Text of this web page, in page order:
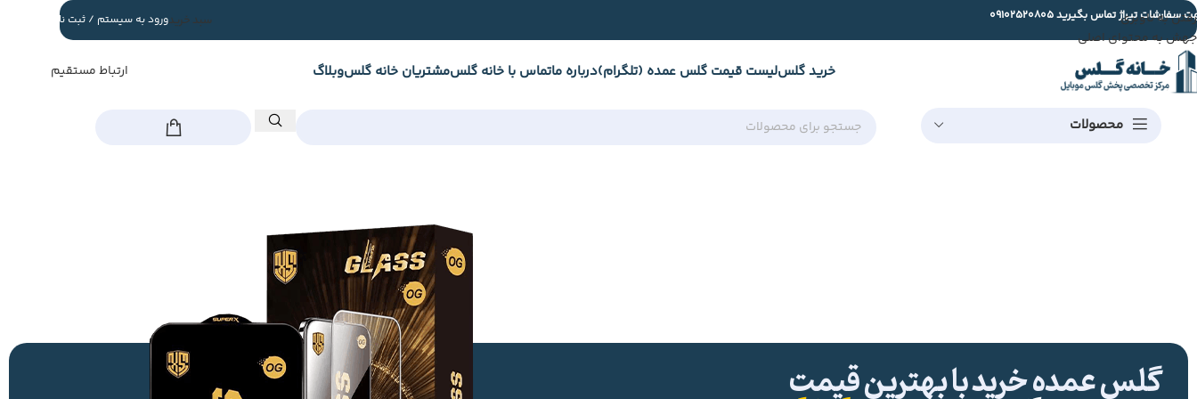
رفتن به ناوبری
جهش به محتوای اصلی
09102520805سفارشات تیراژ تماس بگیرید سبد خریدورود به سیستم / ثبت نام
خرید گلسلیست قیمت گلس عمده (تلگرام)درباره ماتماس با خانه گلسمشتریان خانه گلسوبلاگ ارتباط مستقیم
محصولات
گلس عمده خرید با بهترین قیمت